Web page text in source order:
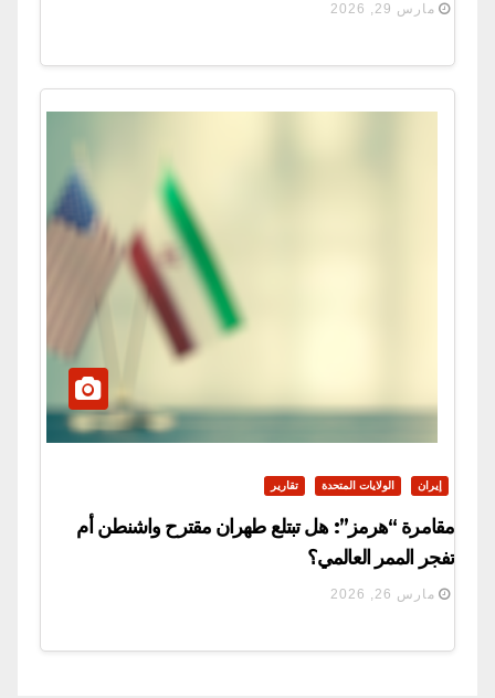
مارس 29, 2026
إيران الولايات المتحدة تقارير
مقامرة “هرمز”: هل تبتلع طهران مقترح واشنطن أم
تفجر الممر العالمي؟
مارس 26, 2026